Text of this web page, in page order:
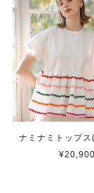
ナミナミトップ
¥20,900